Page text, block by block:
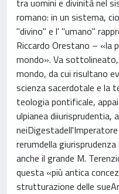
tra uomini e divinità nel
romano: in un sistema,
"divino" e l' "umano"
Riccardo Orestano – «la
mondo». Va
mondo, da cui risultano
scienza sacerdotale e la
teologia pontificale,
ulpianea diiurisprudentia,
rerumdella
anche il grande M.
questa «più antica
strutturazione delle